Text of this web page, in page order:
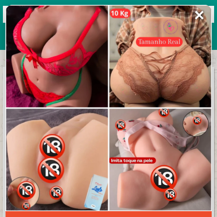
Grupos de WhatsApp 2026
+ Enviar grupo
Melhores ofertas, Promoções e cupons de
Desconto
✕